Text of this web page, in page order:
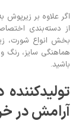
اگر علاوه بر زیرپوش
از دسته‌بندی
بخش انواع شورت،
هماهنگی سایز، رنگ
باشید.
آرامش در